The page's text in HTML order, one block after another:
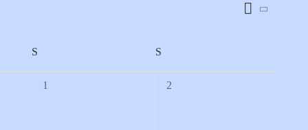
Ansichten-
Monat
S S
01
0
2